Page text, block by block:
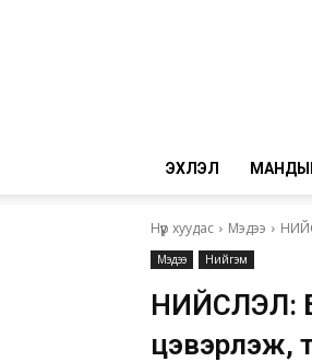
ЭХЛЭЛ
Нүүр хуудас Мэдээ
Мэдээ Нийгэм
НИЙСЛЭЛ:
цэвэрлэж,